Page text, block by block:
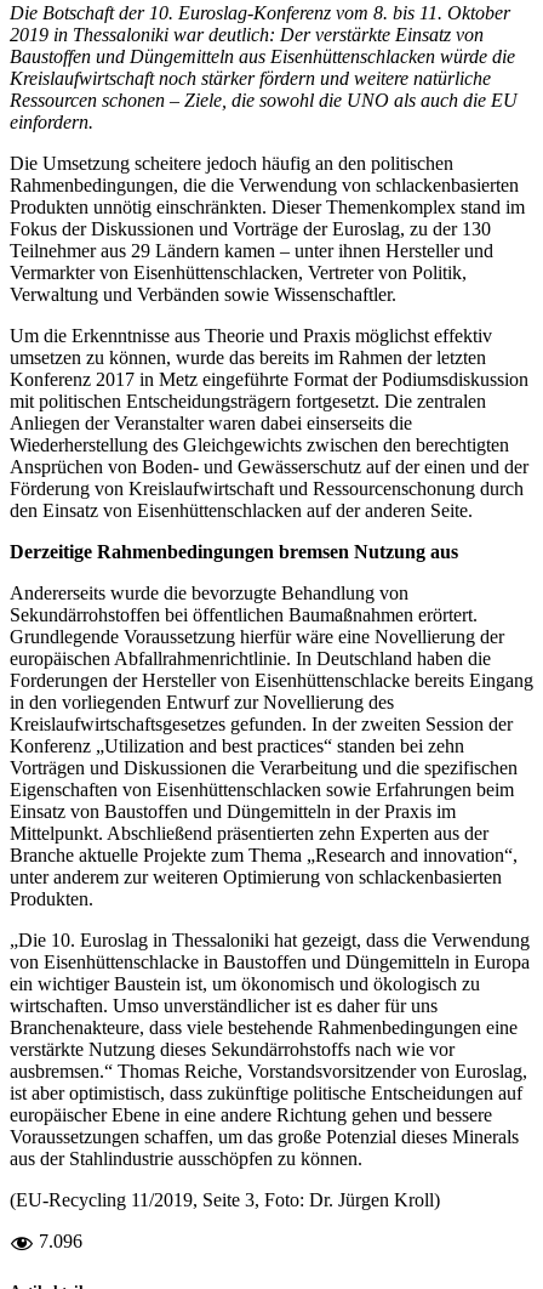
Die Botschaft der 10. Euroslag-Konferenz vom 8. bis 11. Oktober
2019 in Thessaloniki war deutlich: Der verstärkte Einsatz von
Baustoffen und Düngemitteln aus Eisenhüttenschlacken würde die
Kreislaufwirtschaft noch stärker fördern und weitere natürliche
Ressourcen schonen – Ziele, die sowohl die UNO als auch die EU
einfordern.
Die Umsetzung scheitere jedoch häufig an den politischen
Rahmenbedingungen, die die Verwendung von schlackenbasierten
Produkten unnötig einschränkten. Dieser Themenkomplex stand im
Fokus der Diskussionen und Vorträge der Euroslag, zu der 130
Teilnehmer aus 29 Ländern kamen – unter ihnen Hersteller und
Vermarkter von Eisenhüttenschlacken, Vertreter von Politik,
Verwaltung und Verbänden sowie Wissenschaftler.
Um die Erkenntnisse aus Theorie und Praxis möglichst effektiv
umsetzen zu können, wurde das bereits im Rahmen der letzten
Konferenz 2017 in Metz eingeführte Format der Podiumsdiskussion
mit politischen Entscheidungsträgern fortgesetzt. Die zentralen
Anliegen der Veranstalter waren dabei einserseits die
Wiederherstellung des Gleichgewichts zwischen den berechtigten
Ansprüchen von Boden- und Gewässerschutz auf der einen und der
Förderung von Kreislaufwirtschaft und Ressourcenschonung durch
den Einsatz von Eisenhüttenschlacken auf der anderen Seite.
Derzeitige Rahmenbedingungen bremsen Nutzung aus
Andererseits wurde die bevorzugte Behandlung von
Sekundärrohstoffen bei öffentlichen Baumaßnahmen erörtert.
Grundlegende Voraussetzung hierfür wäre eine Novellierung der
europäischen Abfallrahmenrichtlinie. In Deutschland haben die
Forderungen der Hersteller von Eisenhüttenschlacke bereits Eingang
in den vorliegenden Entwurf zur Novellierung des
Kreislaufwirtschaftsgesetzes gefunden. In der zweiten Session der
Konferenz „Utilization and best practices“ standen bei zehn
Vorträgen und Diskussionen die Verarbeitung und die spezifischen
Eigenschaften von Eisenhüttenschlacken sowie Erfahrungen beim
Einsatz von Baustoffen und Düngemitteln in der Praxis im
Mittelpunkt. Abschließend präsentierten zehn Experten aus der
Branche aktuelle Projekte zum Thema „Research and innovation“,
unter anderem zur weiteren Optimierung von schlackenbasierten
Produkten.
„Die 10. Euroslag in Thessaloniki hat gezeigt, dass die Verwendung
von Eisenhüttenschlacke in Baustoffen und Düngemitteln in Europa
ein wichtiger Baustein ist, um ökonomisch und ökologisch zu
wirtschaften. Umso unverständlicher ist es daher für uns
Branchenakteure, dass viele bestehende Rahmenbedingungen eine
verstärkte Nutzung dieses Sekundärrohstoffs nach wie vor
ausbremsen.“ Thomas Reiche, Vorstandsvorsitzender von Euroslag,
ist aber optimistisch, dass zukünftige politische Entscheidungen auf
europäischer Ebene in eine andere Richtung gehen und bessere
Voraussetzungen schaffen, um das große Potenzial dieses Minerals
aus der Stahlindustrie ausschöpfen zu können.
(EU-Recycling 11/2019, Seite 3, Foto: Dr. Jürgen Kroll)
7.096